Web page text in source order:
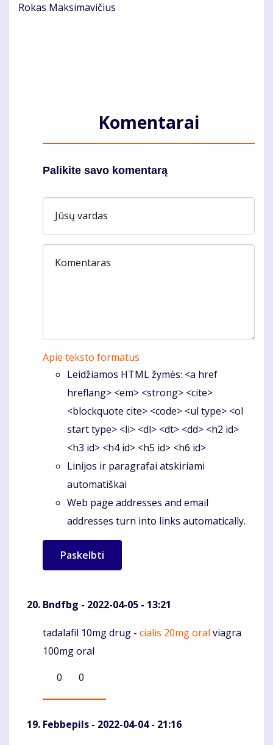
Rokas Maksimavičius
Komentarai
Palikite savo komentarą
Jūsų vardas
Komentaras
Apie teksto formatus
Leidžiamos HTML žymės: <a href
hreflang> <em> <strong> <cite>
<blockquote cite> <code> <ul type> <ol
start type> <li> <dl> <dt> <dd> <h2 id>
<h3 id> <h4 id> <h5 id> <h6 id>
Linijos ir paragrafai atskiriami
automatiškai
Web page addresses and email
addresses turn into links automatically.
Bndfbg - 2022-04-05 - 13:21
Komentaras
tadalafil 10mg drug - cialis 20mg oral viagra
100mg oral
0
0
Febbepils - 2022-04-04 - 21:16